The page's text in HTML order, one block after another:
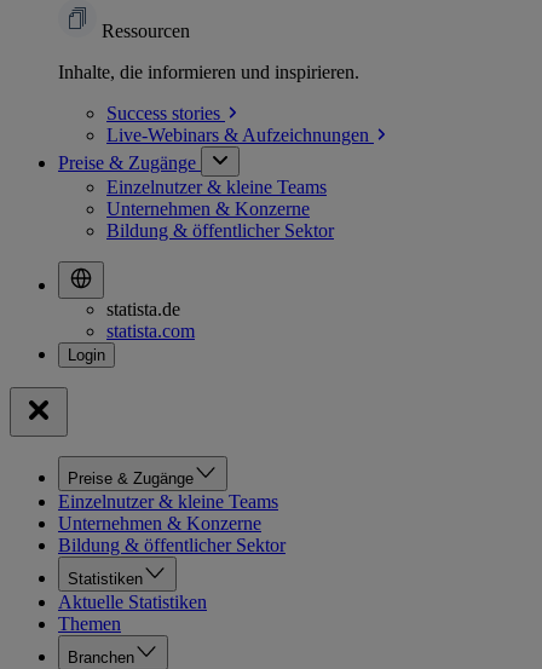
Ressourcen
Inhalte, die informieren und inspirieren.
Success stories
Live-Webinars & Aufzeichnungen
Preise & Zugänge
Einzelnutzer & kleine Teams
Unternehmen & Konzerne
Bildung & öffentlicher Sektor
statista.de
statista.com
Preise & Zugänge
Einzelnutzer & kleine Teams
Unternehmen & Konzerne
Bildung & öffentlicher Sektor
Statistiken
Aktuelle Statistiken
Themen
Branchen